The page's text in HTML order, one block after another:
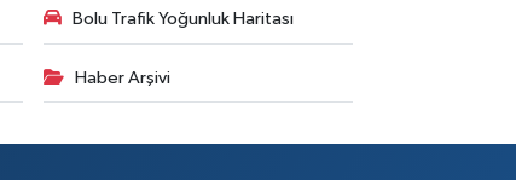
Bolu Trafik Yoğunluk Haritası
Haber Arşivi